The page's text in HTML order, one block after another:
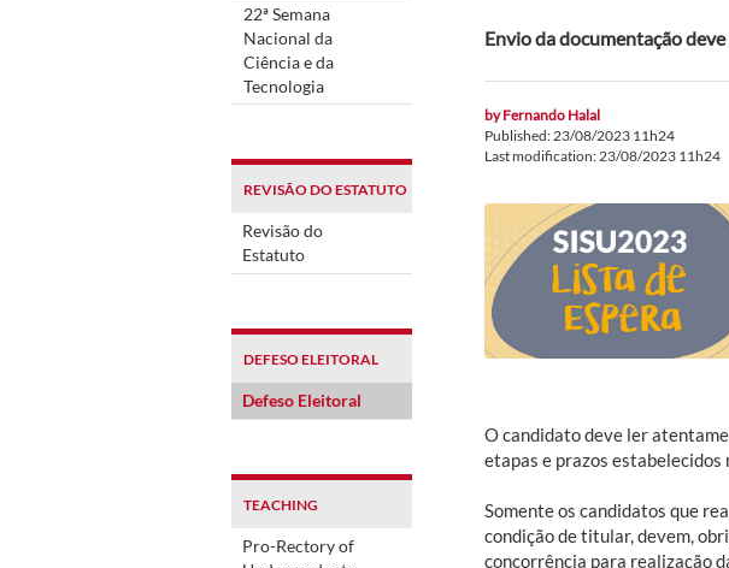
22ª Semana
Nacional da
Ciência e da
Tecnologia
REVISÃO DO ESTATUTO
Revisão do
Estatuto
DEFESO ELEITORAL
Defeso Eleitoral
TEACHING
Pro-Rectory of
Envio da documentação
byFernando Halal
Published: 23/08/2023 11h24
Last modification: 23/08/2023 11h24
O candidato deve ler
etapas e prazos estabelecidos
Somente os candidatos que
condição de titular, devem,
concorrência para realização